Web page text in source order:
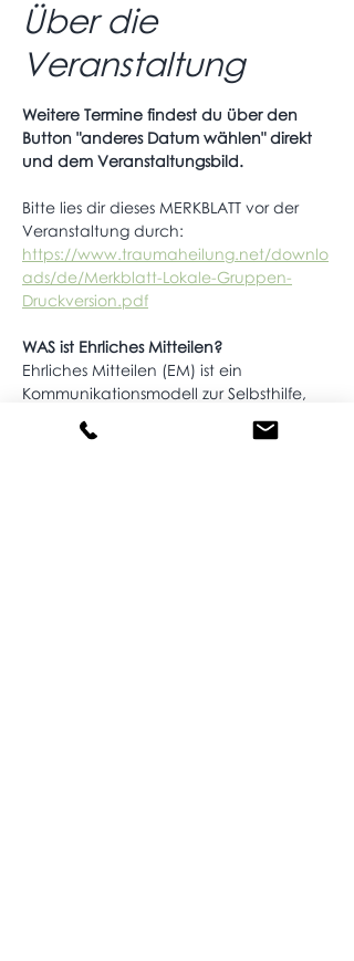
Über die
Veranstaltung
Weitere Termine findest du über den
Button "anderes Datum wählen" direkt
und dem Veranstaltungsbild.
Bitte lies dir dieses MERKBLATT vor der
Veranstaltung durch:
https://www.traumaheilung.net/downlo
ads/de/Merkblatt-Lokale-Gruppen-
Druckversion.pdf
WAS ist Ehrliches Mitteilen?
Ehrliches Mitteilen (EM) ist ein
Kommunikationsmodell zur Selbsthilfe,
entwickelt von Gopal Norbert Klein.
Er ist Traumatherapeut und arbeitet